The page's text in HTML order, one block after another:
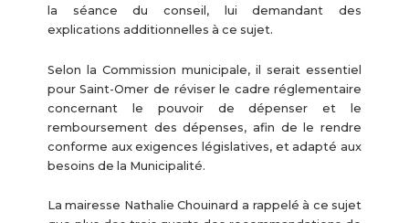
la séance du conseil, lui demandant des
explications additionnelles à ce sujet.
Selon la Commission municipale, il serait essentiel
pour Saint-Omer de réviser le cadre réglementaire
concernant le pouvoir de dépenser et le
remboursement des dépenses, afin de le rendre
conforme aux exigences législatives, et adapté aux
besoins de la Municipalité.
La mairesse Nathalie Chouinard a rappelé à ce sujet